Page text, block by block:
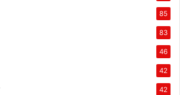
85
83
46
42
42